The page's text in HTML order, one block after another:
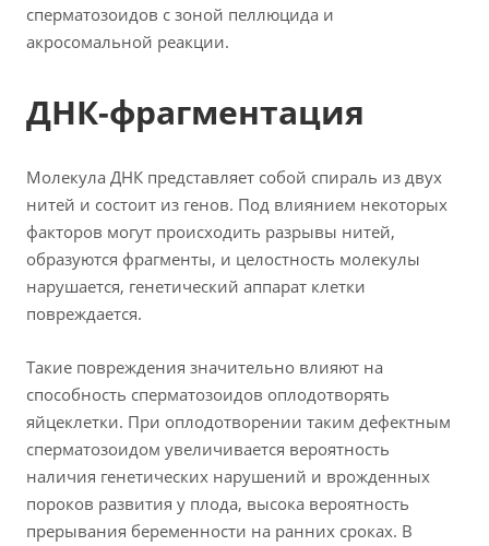
сперматозоидов с зоной пеллюцида и
акросомальной реакции.
ДНК-фрагментация
Молекула ДНК представляет собой спираль из двух
нитей и состоит из генов. Под влиянием некоторых
факторов могут происходить разрывы нитей,
образуются фрагменты, и целостность молекулы
нарушается, генетический аппарат клетки
повреждается.
Такие повреждения значительно влияют на
способность сперматозоидов оплодотворять
яйцеклетки. При оплодотворении таким дефектным
сперматозоидом увеличивается вероятность
наличия генетических нарушений и врожденных
пороков развития у плода, высока вероятность
прерывания беременности на ранних сроках. В